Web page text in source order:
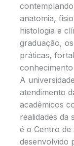
anatomia,
histologia e
graduação,
práticas,
A
atendimento
acadêmicos
realidades da
é o Centro de
desenvolvido